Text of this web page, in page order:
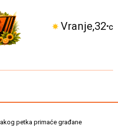
Kuršumlija 31°C
petka primaće građane